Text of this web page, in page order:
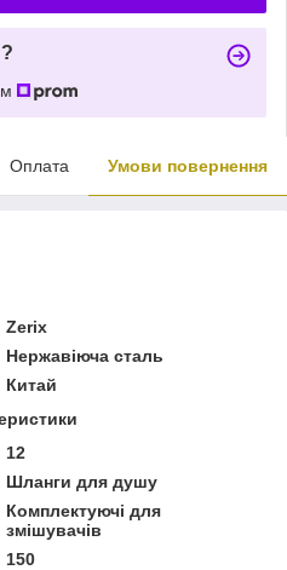
Оплата Умови повернення
Zerix
Нержавіюча сталь
Китай
12
Шланги для душу
Комплектуючі для
змішувачів
150